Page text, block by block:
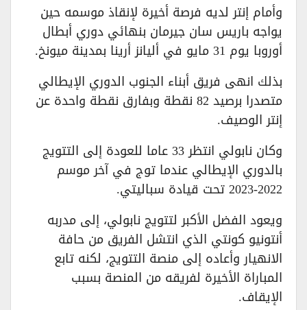
وأمام إنتر لديه فرصة أخيرة لإنقاذ موسمه حين
يواجه باريس سان جيرمان بنهائي دوري أبطال
أوروبا يوم 31 مايو في أليانز أرينا بمدينة ميونخ.
بذلك انهى فريق أبناء الجنوب الدوري الإيطالي
متصدرا برصيد 82 نقطة وبفارق نقطة واحدة عن
إنتر الوصيف.
وكان نابولي انتظر 33 عاما للعودة إلى التتويج
بالدوري الإيطالي عندما توج في آخر موسم
2022-2023 تحت قيادة سباليتي.
ويعود الفضل الأكبر لتتويج نابولي، إلى مدربه
أنتونيو كونتي الذي انتشل الفريق من حافة
الانهيار وأعاده إلى منصة التتويج، لكنه تابع
المباراة الأخيرة لفريقه من المنصة بسبب
الإيقاف.